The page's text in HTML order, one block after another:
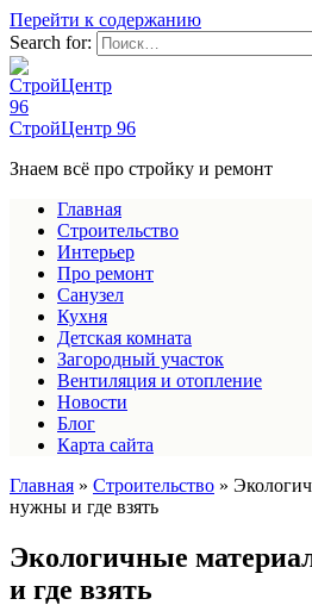
Перейти к содержанию
Search for:
СтройЦентр 96
Знаем всё про стройку и ремонт
Главная
Строительство
Интерьер
Про ремонт
Санузел
Кухня
Детская комната
Загородный участок
Вентиляция и отопление
Новости
Блог
Карта сайта
Главная » Строительство »
нужны и где взять
Экологичные
и где взять